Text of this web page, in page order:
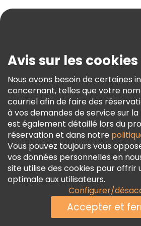
Conditions Générales Et Mentions
Politique En Matière De Cookies
Freetour Prix
Programme De Fidélité
Avis sur les cookies
Nous avons besoin de certaines
concernant, telles que votre
courriel afin de faire des
à vos demandes de service sur
est également détaillé lors du
réservation et dans notre
Vous pouvez toujours vous
vos données personnelles en
site utilise des cookies pour offrir
optimale aux utilisateurs.
Configurer/
Accepter et